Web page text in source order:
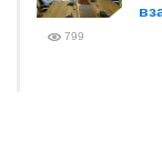
799